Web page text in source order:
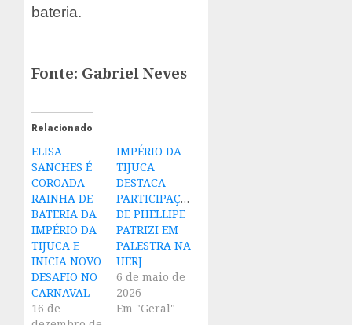
bateria.
Fonte: Gabriel Neves
Relacionado
ELISA
SANCHES É
COROADA
RAINHA DE
BATERIA DA
IMPÉRIO DA
TIJUCA E
INICIA NOVO
DESAFIO NO
CARNAVAL
16 de
IMPÉRIO DA
TIJUCA
DESTACA
PARTICIPAÇÃO
DE PHELLIPE
PATRIZI EM
PALESTRA NA
UERJ
6 de maio de
2026
Em "Geral"